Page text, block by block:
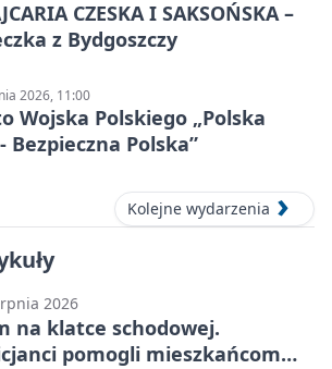
CZESKA I SAKSOŃSKA –
z Bydgoszczy
2026, 11:00
Wojska Polskiego „Polska
- Bezpieczna Polska”
Kolejne wydarzenia
2026
na klatce schodowej.
pomogli mieszkańcom